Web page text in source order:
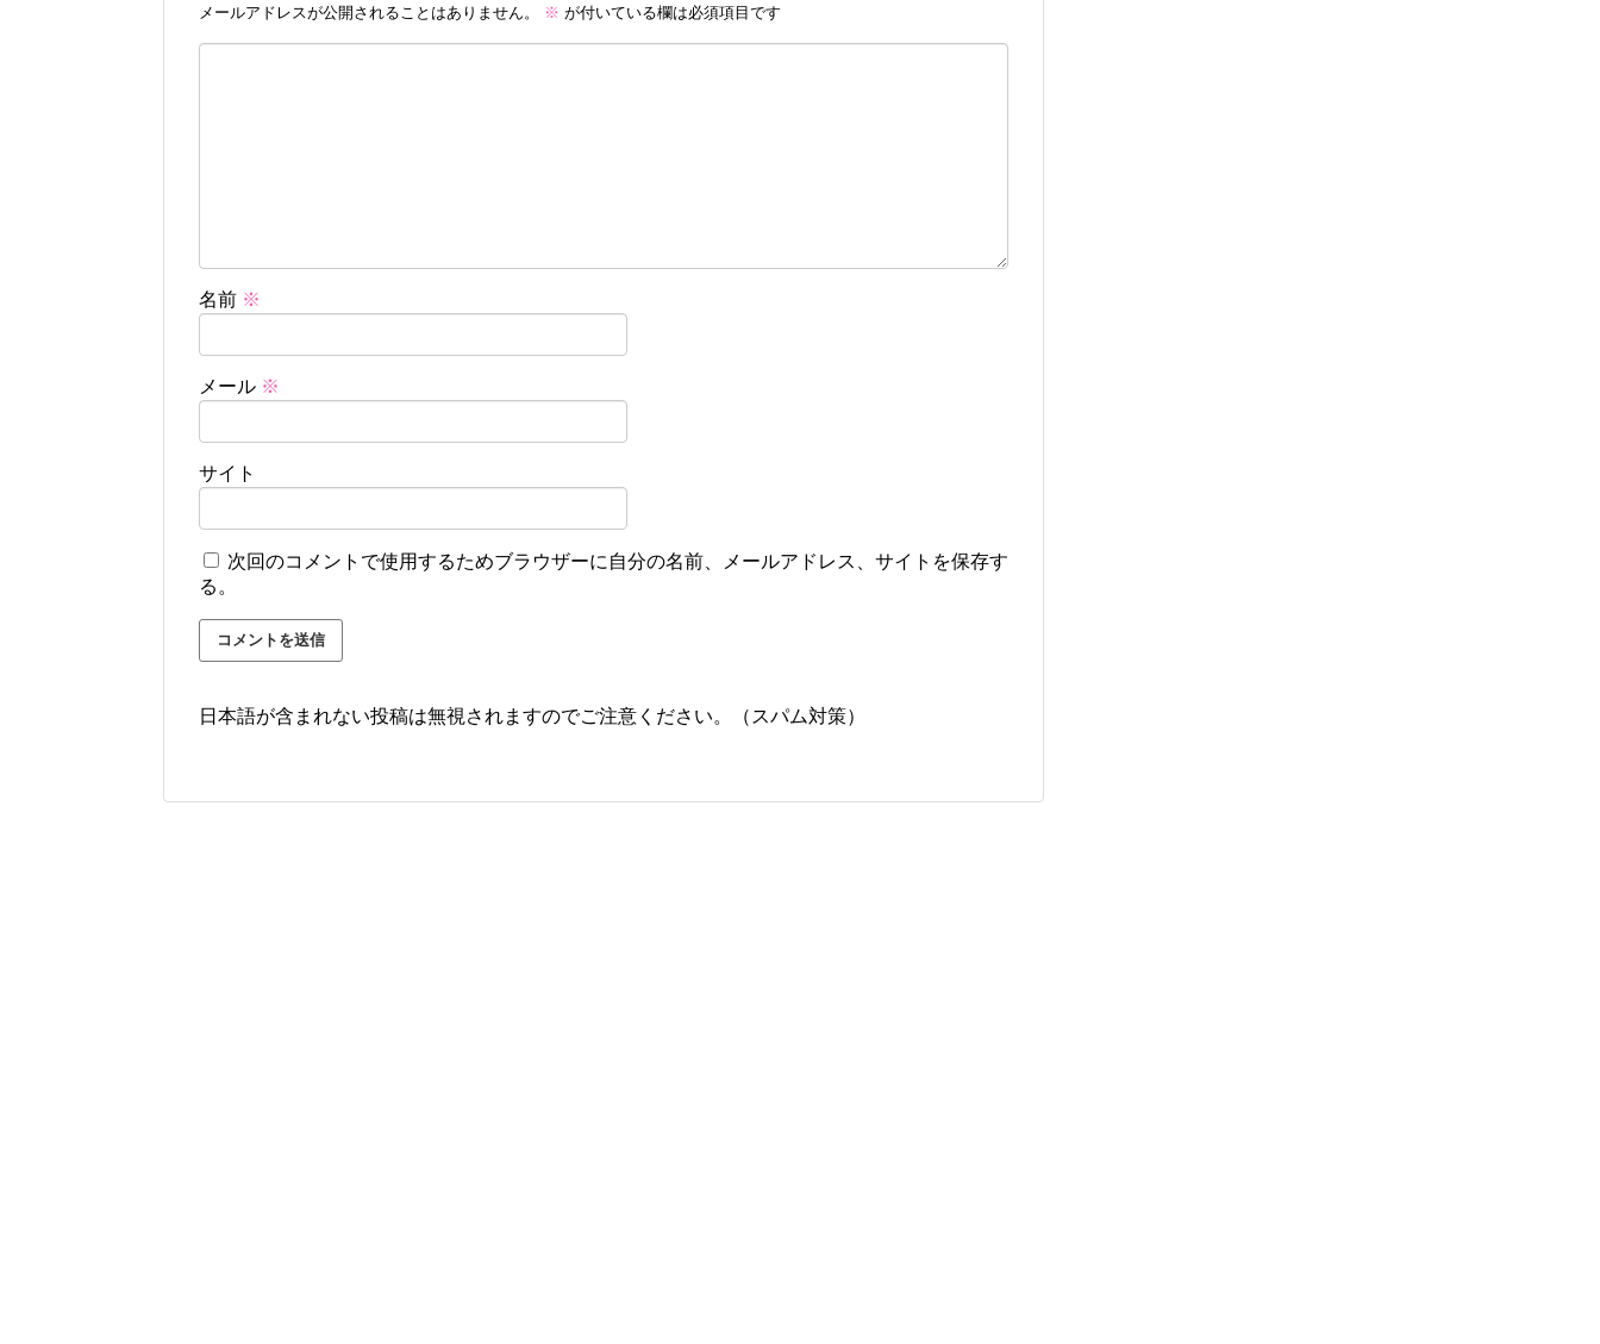
メールアドレスが公開されることはありません。 ※ が付いている欄は必須項目です
名前 ※
メール ※
サイト
次回のコメントで使用するためブラウザーに自分の名前、メールアドレス、サイトを保存す
る。
日本語が含まれない投稿は無視されますのでご注意ください。（スパム対策）